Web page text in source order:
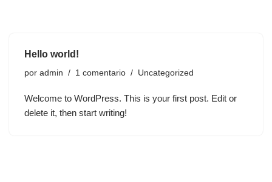
Hello world!
por admin 1 comentario Uncategorized
Welcome to WordPress. This is your first post. Edit or
delete it, then start writing!